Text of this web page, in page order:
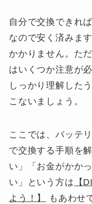
自分で交換できれ
なので安く済みま
かかりません。た
はいくつか注意が
しっかり理解した
こないましょう。
ここでは、バッテ
で交換する手順を
い」「お金がかか
い」という方は 【
よう！】
もあわせ